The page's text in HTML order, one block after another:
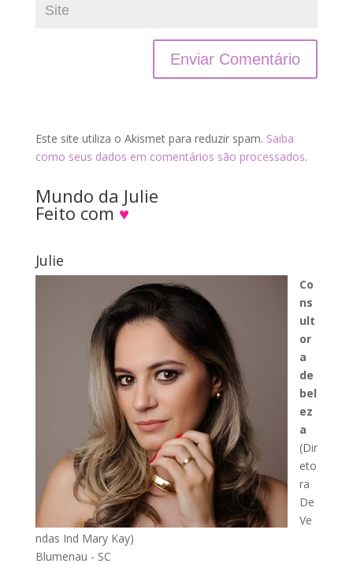
Este site utiliza o Akismet para reduzir spam. Saiba
como seus dados em comentários são processados.
Mundo da Julie
Feito com ♥
Julie
Co
ns
ult
or
a
de
bel
ez
a
(Dir
eto
ra
De
Ve
ndas Ind Mary Kay)
Blumenau - SC